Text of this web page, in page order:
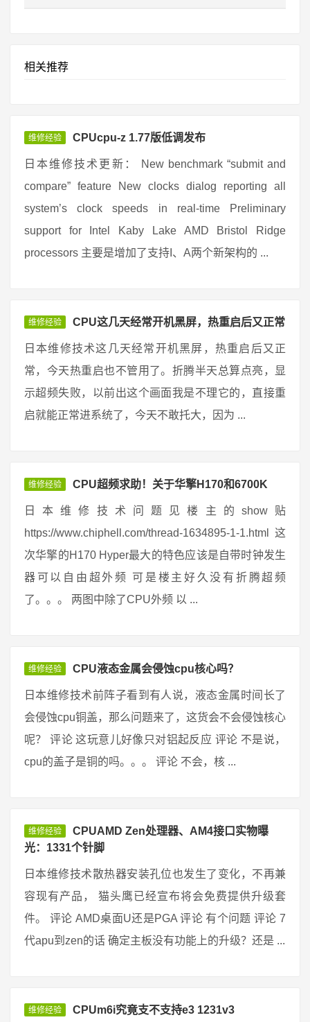
相关推荐
维修经验 CPUcpu-z 1.77版低调发布
日本维修技术更新： New benchmark “submit and
compare” feature New clocks dialog reporting all
system’s clock speeds in real-time Preliminary
support for Intel Kaby Lake AMD Bristol Ridge
processors 主要是增加了支持I、A两个新架构的 ...
维修经验 CPU这几天经常开机黑屏，热重启后又正常
日本维修技术这几天经常开机黑屏，热重启后又正
常，今天热重启也不管用了。折腾半天总算点亮，显
示超频失败，以前出这个画面我是不理它的，直接重
启就能正常进系统了，今天不敢托大，因为 ...
维修经验 CPU超频求助！关于华擎H170和6700K
日本维修技术问题见楼主的show贴
https://www.chiphell.com/thread-1634895-1-1.html 这
次华擎的H170 Hyper最大的特色应该是自带时钟发生
器可以自由超外频 可是楼主好久没有折腾超频
了。。。 两图中除了CPU外频 以 ...
维修经验 CPU液态金属会侵蚀cpu核心吗？
日本维修技术前阵子看到有人说，液态金属时间长了
会侵蚀cpu铜盖，那么问题来了，这货会不会侵蚀核心
呢？ 评论 这玩意儿好像只对铝起反应 评论 不是说，
cpu的盖子是铜的吗。。。 评论 不会，核 ...
维修经验
CPUAMD Zen处理器、AM4接口实物曝
光：1331个针脚
日本维修技术散热器安装孔位也发生了变化，不再兼
容现有产品， 猫头鹰已经宣布将会免费提供升级套
件。 评论 AMD桌面U还是PGA 评论 有个问题 评论 7
代apu到zen的话 确定主板没有功能上的升级？还是 ...
维修经验 CPUm6i究竟支不支持e3 1231v3